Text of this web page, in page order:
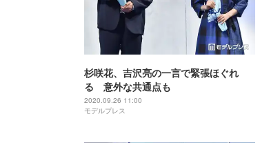
杉咲花、吉沢亮の一言で緊張ほぐれ
る 意外な共通点も
2020.09.26 11:00
モデルプレス